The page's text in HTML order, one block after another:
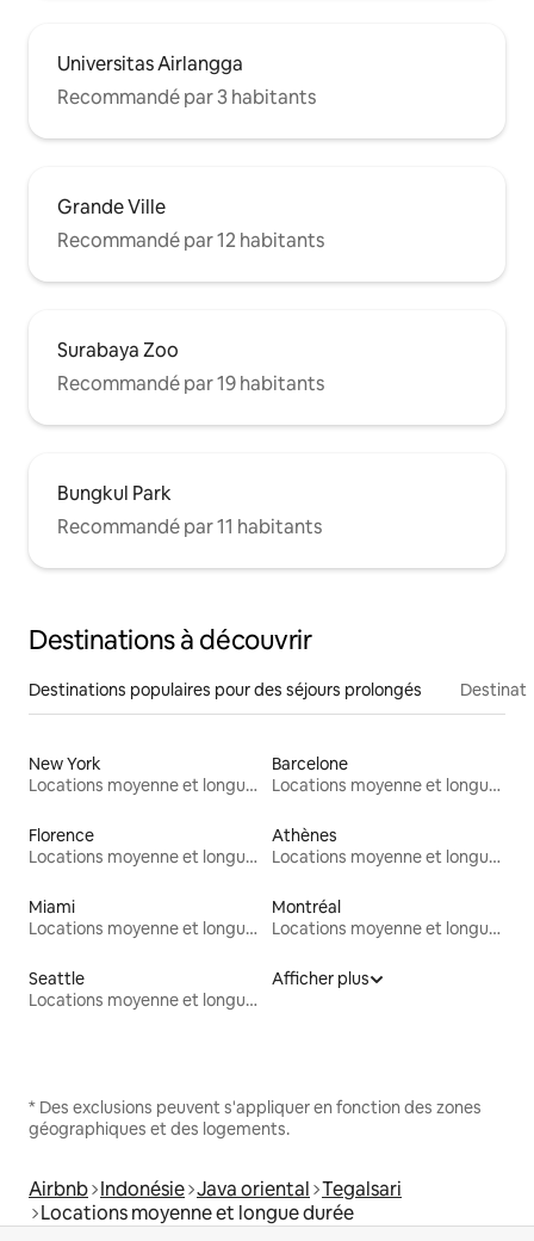
Universitas Airlangga
Recommandé par 3 habitants
Grande Ville
Recommandé par 12 habitants
Surabaya Zoo
Recommandé par 19 habitants
Bungkul Park
Recommandé par 11 habitants
Destinations à découvrir
Destinations populaires pour des séjours prolongés
New York
Locations moyenne et longue durée
Barcelone
Locations moyenne et longue durée
Florence
Locations moyenne et longue durée
Athènes
Locations moyenne et longue durée
Miami
Locations moyenne et longue durée
Montréal
Locations moyenne et longue durée
Seattle
Locations moyenne et longue durée
Afficher plus
* Des exclusions peuvent s'appliquer en fonction des zones
géographiques et des logements.
Airbnb Indonésie Java oriental Tegalsari
Locations moyenne et longue durée